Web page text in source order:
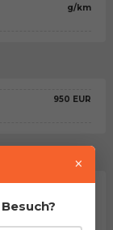
g/km
950 EUR
×